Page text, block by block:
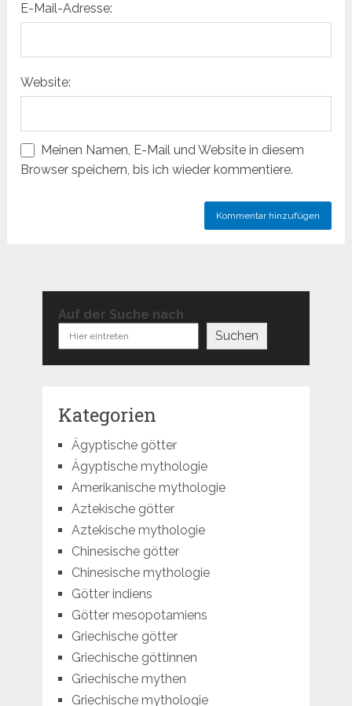
E-Mail-Adresse:
Website:
Meinen Namen, E-Mail und Website in diesem
Browser speichern, bis ich wieder kommentiere.
Auf der Suche nach
Suchen
Kategorien
Ägyptische götter
Ägyptische mythologie
Amerikanische mythologie
Aztekische götter
Aztekische mythologie
Chinesische götter
Chinesische mythologie
Götter indiens
Götter mesopotamiens
Griechische götter
Griechische göttinnen
Griechische mythen
Griechische mythologie